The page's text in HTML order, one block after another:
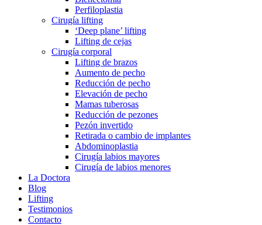
Perfiloplastia
Cirugía lifting
‘Deep plane’ lifting
Lifting de cejas
Cirugía corporal
Lifting de brazos
Aumento de pecho
Reducción de pecho
Elevación de pecho
Mamas tuberosas
Reducción de pezones
Pezón invertido
Retirada o cambio de implantes
Abdominoplastia
Cirugía labios mayores
Cirugía de labios menores
La Doctora
Blog
Lifting
Testimonios
Contacto